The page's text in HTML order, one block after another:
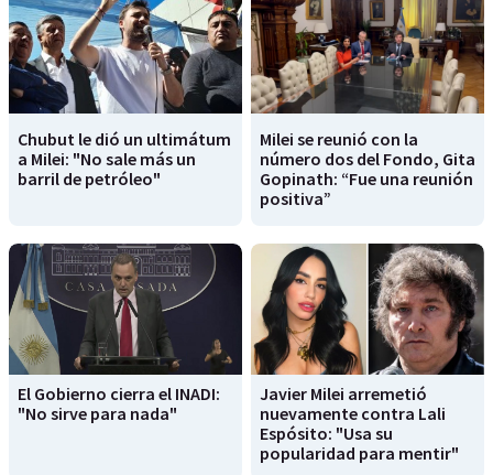
Chubut le dió un ultimátum
a Milei: "No sale más un
barril de petróleo"
Milei se reunió con la
número dos del Fondo, Gita
Gopinath: “Fue una reunión
positiva”
El Gobierno cierra el INADI:
"No sirve para nada"
Javier Milei arremetió
nuevamente contra Lali
Espósito: "Usa su
popularidad para mentir"